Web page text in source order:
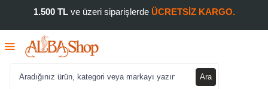
1.500 TLve üzeri siparişlerde ÜCRETSİZ KARGO.
Ara